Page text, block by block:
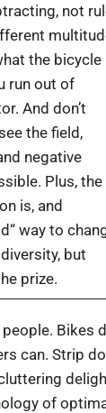
not
the bicycle
run out of
And don’t
the field,
negative
Plus, the
is, and
way to
but
prize.
Bikes
can. Strip
of